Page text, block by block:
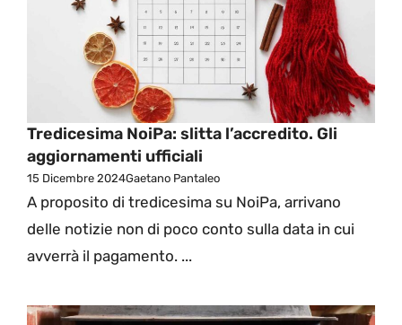
Tredicesima NoiPa: slitta l’accredito. Gli
aggiornamenti ufficiali
15 Dicembre 2024Gaetano Pantaleo
A proposito di tredicesima su NoiPa, arrivano
delle notizie non di poco conto sulla data in cui
avverrà il pagamento. ...